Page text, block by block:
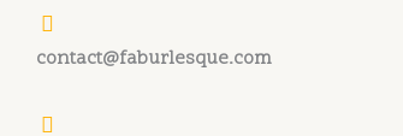
contact@faburlesque.com